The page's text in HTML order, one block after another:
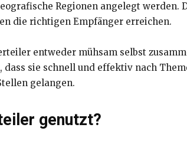
Regionen angelegt
die richtigen Empfänger erreichen.
entweder mühsam selbst
sie schnell und effektiv nach
gelangen.
genutzt?